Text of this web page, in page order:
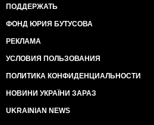
ПОДДЕРЖАТЬ
ФОНД ЮРИЯ БУТУСОВА
РЕКЛАМА
УСЛОВИЯ ПОЛЬЗОВАНИЯ
ПОЛИТИКА КОНФИДЕНЦИАЛЬНОСТИ
НОВИНИ УКРАЇНИ ЗАРАЗ
UKRAINIAN NEWS